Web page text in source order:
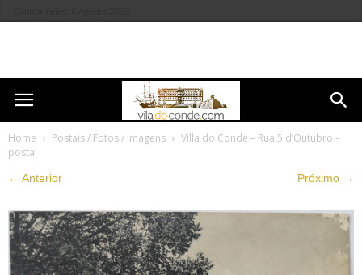
Home Postais / Fotos / Imagens
Villa do Conde – Rua 5 d’Outubro –
postal
← Anterior Próximo →